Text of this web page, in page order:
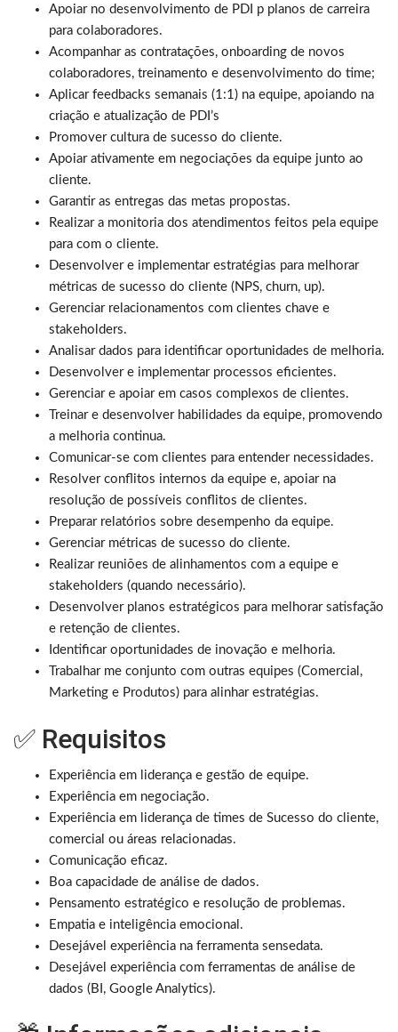
Apoiar no desenvolvimento de PDI p planos de carreira
para colaboradores.
Acompanhar as contratações, onboarding de novos
colaboradores, treinamento e desenvolvimento do time;
Aplicar feedbacks semanais (1:1) na equipe, apoiando na
criação e atualização de PDI’s
Promover cultura de sucesso do cliente.
Apoiar ativamente em negociações da equipe junto ao
cliente.
Garantir as entregas das metas propostas.
Realizar a monitoria dos atendimentos feitos pela equipe
para com o cliente.
Desenvolver e implementar estratégias para melhorar
métricas de sucesso do cliente (NPS, churn, up).
Gerenciar relacionamentos com clientes chave e
stakeholders.
Analisar dados para identificar oportunidades de melhoria.
Desenvolver e implementar processos eficientes.
Gerenciar e apoiar em casos complexos de clientes.
Treinar e desenvolver habilidades da equipe, promovendo
a melhoria continua.
Comunicar-se com clientes para entender necessidades.
Resolver conflitos internos da equipe e, apoiar na
resolução de possíveis conflitos de clientes.
Preparar relatórios sobre desempenho da equipe.
Gerenciar métricas de sucesso do cliente.
Realizar reuniões de alinhamentos com a equipe e
stakeholders (quando necessário).
Desenvolver planos estratégicos para melhorar satisfação
e retenção de clientes.
Identificar oportunidades de inovação e melhoria.
Trabalhar me conjunto com outras equipes (Comercial,
Marketing e Produtos) para alinhar estratégias.
✅ Requisitos
Experiência em liderança e gestão de equipe.
Experiência em negociação.
Experiência em liderança de times de Sucesso do cliente,
comercial ou áreas relacionadas.
Comunicação eficaz.
Boa capacidade de análise de dados.
Pensamento estratégico e resolução de problemas.
Empatia e inteligência emocional.
Desejável experiência na ferramenta sensedata.
Desejável experiência com ferramentas de análise de
dados (BI, Google Analytics).